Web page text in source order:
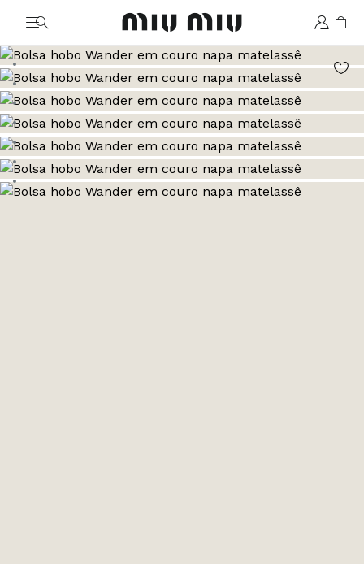
MiuMiu logo
Ir para a imagem 1
Ir para a imagem 2
Ir para a imagem 3
Ir para a imagem 4
Ir para a imagem 5
Ir para a imagem 6
Ir para a imagem 7
Ir para a imagem 8